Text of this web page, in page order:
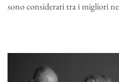
sono considerati tra i migliori